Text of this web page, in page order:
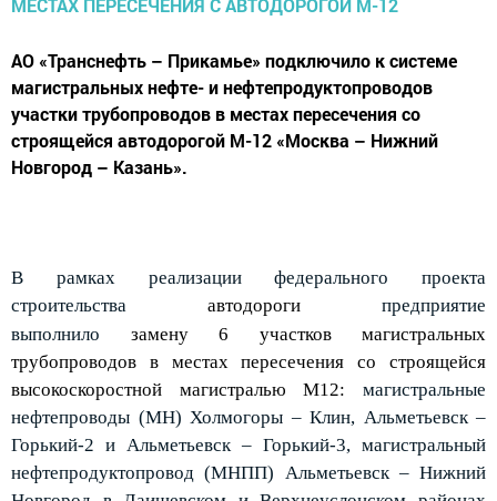
магистральных нефте- и нефтепродуктопроводов
участки трубопроводов в местах пересечения со
строящейся автодорогой М-12 «Москва – Нижний
Новгород – Казань».
строительстваавтодороги
предприятие
выполнило
замену 6 участков магистральных
трубопроводов в местах пересечения со строящейся
высокоскоростной магистралью М12: магистральные
нефтепроводы (МН) Холмогоры – Клин, Альметьевск –
Горький-2 и Альметьевск – Горький-3, магистральный
нефтепродуктопровод (МНПП) Альметьевск – Нижний
Новгород в Лаишевском и Верхнеуслонском районах